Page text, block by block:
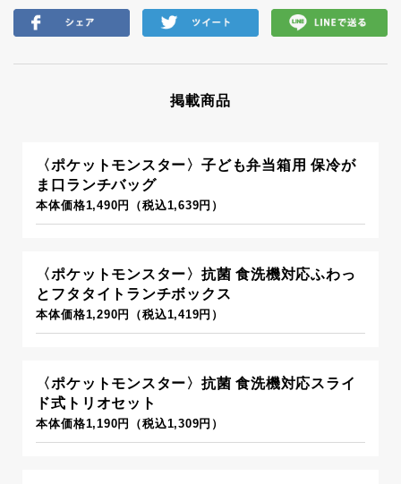
掲載商品
〈ポケットモンスター〉子ども弁当箱用 保冷が
ま口ランチバッグ
本体価格1,490円（税込1,639円）
〈ポケットモンスター〉抗菌 食洗機対応ふわっ
とフタタイトランチボックス
本体価格1,290円（税込1,419円）
〈ポケットモンスター〉抗菌 食洗機対応スライ
ド式トリオセット
本体価格1,190円（税込1,309円）